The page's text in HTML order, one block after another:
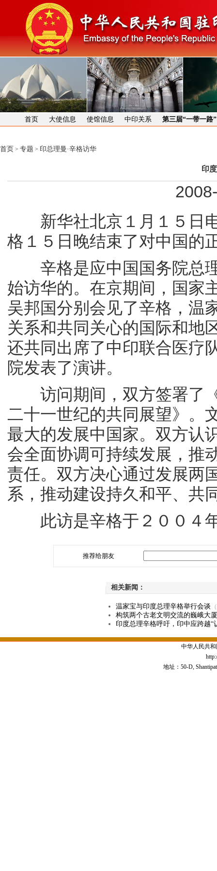
首页 大使信息 使馆信息 中印关系 第三届“一带一路
首页 > 专题 > 印总理曼·辛格访华
印
新华社北京１月１５日电
格１５日晚结束了对中国的
辛格是应中国国务院总理
始访华的。在京期间，国家
吴邦国分别会见了辛格，温
关系和共同关心的国际和地
还共同出席了中印联合医疗
院发表了演讲。
访问期间，双方签署了《
二十一世纪的共同展望》。
最大的发展中国家。双方认
会全面协调可持续发展，推
责任。双方决心通过发展两
系，推动建设持久和平、共
此访是辛格于２００４年
推荐给朋友
相关新闻：
温家宝与印度总理辛格举行会谈
构筑两个古老文明交流的巍峨大
印度总理辛格呼吁，印中应跨越“
中华人民共
地址：50-D,